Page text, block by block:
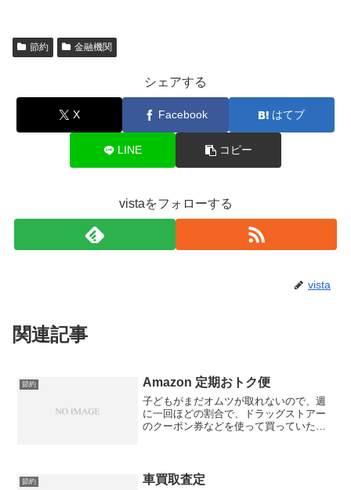
節約 金融機関
シェアする
X Facebook はてブ
LINE コピー
vistaをフォローする
vista
関連記事
節約 Amazon 定期おトク便
子どもがまだオムツが取れないので、週
に一回ほどの割合で、ドラッグストアー
のクーポン券などを使って買っていたの
するのでしょうが、当...
節約 車買取査定